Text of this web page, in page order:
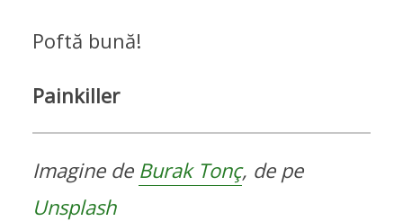
Poftă bună!
Painkiller
Imagine de Burak Tonç, de pe
Unsplash